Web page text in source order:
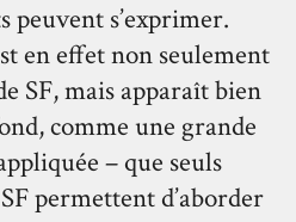
peuvent s’exprimer.
en effet non seulement
SF, mais apparaît bien
comme une grande
– que seuls
permettent d’aborder